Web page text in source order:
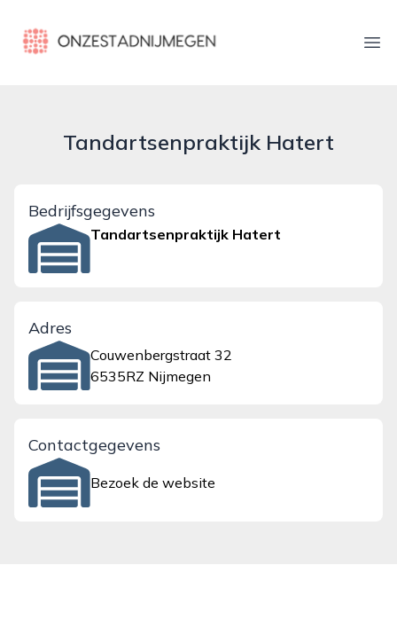
onzestadnijmegen.nl
Tandartsenpraktijk Hatert
Bedrijfsgegevens
Tandartsenpraktijk Hatert
Adres
Couwenbergstraat 32
6535RZ Nijmegen
Contactgegevens
Bezoek de website